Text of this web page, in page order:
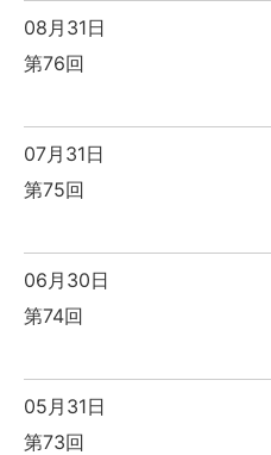
08月31日
第76回
07月31日
第75回
06月30日
第74回
05月31日
第73回